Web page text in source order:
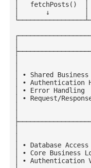
│   fetchPosts()
│       ↓
│
│
│ • Shared
│ •
│ • Error
│ • Request/
│
│
│ • Database
│ • Core
│ •